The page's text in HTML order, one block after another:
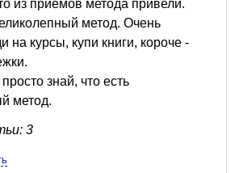
из приемов метода привели.
метод. Очень
на курсы, купи книги, короче -
знай, что есть
метод.
3